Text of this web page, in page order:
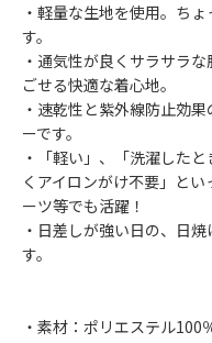
・軽量な生地を使用。ち
す。
・通気性が良くサラサラ
ごせる快適な着心地。
・速乾性と紫外線防止効
ーです。
・「軽い」、「洗濯した
くアイロンがけ不要」と
ーツ等でも活躍！
・日差しが強い日の、日
す。
・素材：ポリエステル100